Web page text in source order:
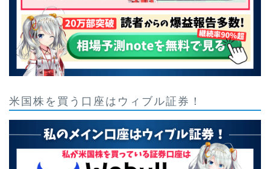
米国株を買う口座はウィブル証券！